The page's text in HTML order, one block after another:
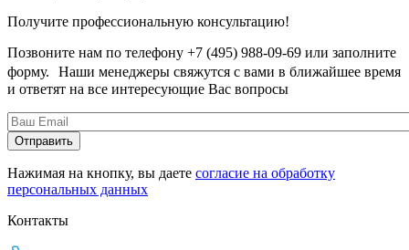
Получите профессиональную консультацию!
Позвоните нам по телефону +7 (495) 988-09-69 или заполните
форму. Наши менеджеры свяжутся с вами в ближайшее время
и ответят на все интересующие Вас вопросы
Нажимая на кнопку, вы даете согласие на обработку
персональных данных
Контакты